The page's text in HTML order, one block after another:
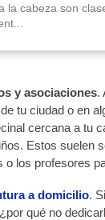
la cabeza son
y asociaciones.
tu ciudad o en
cercana a tu
Estos suelen
o los profesores
a domicilio.
qué no